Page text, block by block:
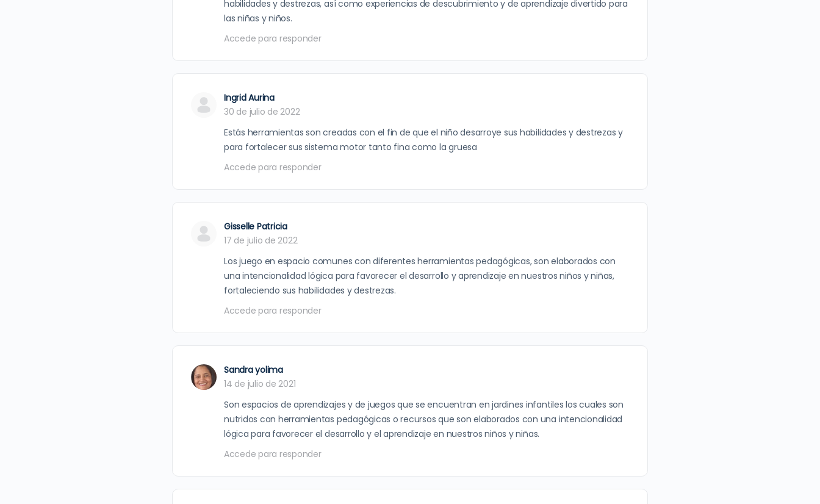
habilidades y destrezas, así como experiencias de descubrimiento y de aprendizaje divertido para
las niñas y niños.
Accede para responder
Ingrid Aurina
30 de julio de 2022
Estás herramientas son creadas con el fin de que el niño desarroye sus habilidades y destrezas y
para fortalecer sus sistema motor tanto fina como la gruesa
Accede para responder
Gisselle Patricia
17 de julio de 2022
Los juego en espacio comunes con diferentes herramientas pedagógicas, son elaborados con
una intencionalidad lógica para favorecer el desarrollo y aprendizaje en nuestros niños y niñas,
fortaleciendo sus habilidades y destrezas.
Accede para responder
Sandra yolima
14 de julio de 2021
Son espacios de aprendizajes y de juegos que se encuentran en jardines infantiles los cuales son
nutridos con herramientas pedagógicas o recursos que son elaborados con una intencionalidad
lógica para favorecer el desarrollo y el aprendizaje en nuestros niños y niñas.
Accede para responder